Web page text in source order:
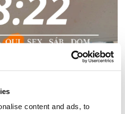
content and ads, to